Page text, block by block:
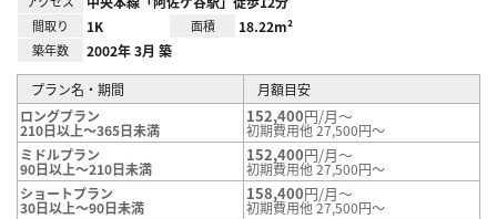
間取り 1K 面積 18.22m²
築年数 2002年 3月 築
プラン名・期間
月額目安
ロングプラン
210日以上～365日未満
152,400円/月～
初期費用他 27,500円～
ミドルプラン
90日以上～210日未満
152,400円/月～
初期費用他 27,500円～
ショートプラン
30日以上～90日未満
158,400円/月～
初期費用他 27,500円～